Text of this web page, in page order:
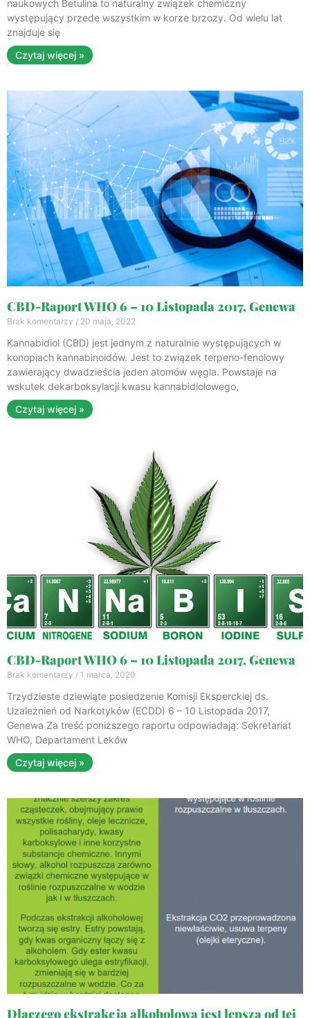
naukowych Betulina to naturalny związek chemiczny
występujący przede wszystkim w korze brzozy. Od wielu lat
znajduje się
Czytaj więcej »
CBD-Raport WHO 6 – 10 Listopada 2017, Genewa
Brak komentarzy 20 maja, 2022
Kannabidiol (CBD) jest jednym z naturalnie występujących w
konopiach kannabinoidów. Jest to związek terpeno-fenolowy
zawierający dwadzieścia jeden atomów węgla. Powstaje na
wskutek dekarboksylacji kwasu kannabidiolowego,
Czytaj więcej »
CBD-Raport WHO 6 – 10 Listopada 2017, Genewa
Brak komentarzy 1 marca, 2020
Trzydzieste dziewiąte posiedzenie Komisji Eksperckiej ds.
Uzależnień od Narkotyków (ECDD) 6 – 10 Listopada 2017,
Genewa Za treść poniższego raportu odpowiadają: Sekretariat
WHO, Departament Leków
Czytaj więcej »
Dlaczego ekstrakcja alkoholowa jest lepsza od tej